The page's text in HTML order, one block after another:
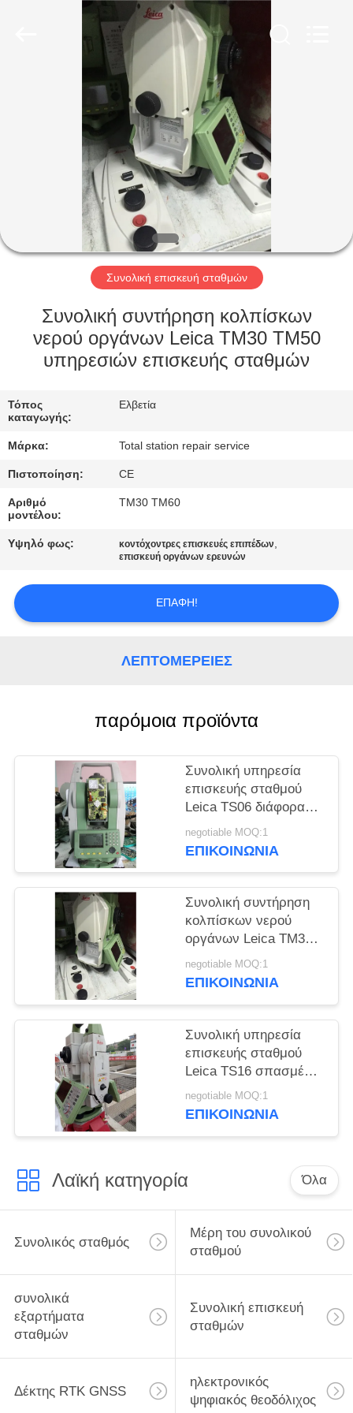
ΠΡΟΪΌΝΤΑ
ΠΕΡΊΠΟΥ
ΓΎΡΟΣ
ΕΡΓΟΣΤΑΣΊΩΝ
ΠΟΙΟΤΙΚΌΣ
ΈΛΕΓΧΟΣ
ΜΑΣ
ΕΛΆΤΕ
ΕΠΑΦΉ
ΜΕ
ΖΗΤΉΣΤΕ
ΈΝΑ
ΑΠΌΣΠΑΣΜΑ
PRIVACY
Συνολική επισκευή σταθμών
Συνολική συντήρηση κολπίσκων
νερού οργάνων Leica TM30 TM50
υπηρεσιών επισκευής σταθμών
Τόπος
καταγωγής:
Ελβετία
Μάρκα: Total station repair service
Πιστοποίηση: CE
Αριθμό
μοντέλου:
TM30 TM60
Υψηλό φως: κοντόχοντρες επισκευές επιπέδων,
επισκευή οργάνων ερευνών
ΕΠΑΦΉ!
ΛΕΠΤΟΜΈΡΕΙΕΣ
παρόμοια προϊόντα
Συνολική υπηρεσία
επισκευής σταθμού
Leica TS06 διάφορα
προβλήματα
συντήρησης
negotiable MOQ:1
ΕΠΙΚΟΙΝΩΝΊΑ
Συνολική συντήρηση
κολπίσκων νερού
οργάνων Leica TM30
TM50 υπηρεσιών
επισκευής σταθμών
negotiable MOQ:1
ΕΠΙΚΟΙΝΩΝΊΑ
Συνολική υπηρεσία
επισκευής σταθμού
Leica TS16 σπασμένη
επισκευή οργάνου
επίλυση προβλημάτων
negotiable MOQ:1
ΕΠΙΚΟΙΝΩΝΊΑ
Λαϊκή κατηγορία Όλα
Συνολικός σταθμός
Μέρη του συνολικού
σταθμού
συνολικά
εξαρτήματα
σταθμών
Συνολική επισκευή
σταθμών
Δέκτης RTK GNSS
ηλεκτρονικός
ψηφιακός θεοδόλιχος